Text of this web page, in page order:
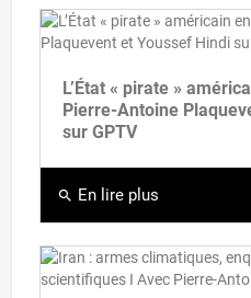
L’État « pirate »
Pierre-Antoine
sur GPTV
search En lire plus